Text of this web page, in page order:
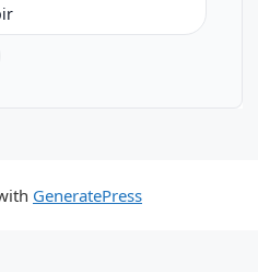
GeneratePress